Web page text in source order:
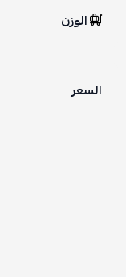
الوزن
السعر